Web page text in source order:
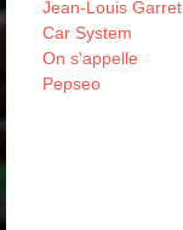
Jean-Louis Garret
Car System
On s'appelle
Pepseo